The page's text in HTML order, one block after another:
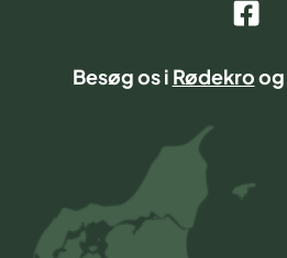
Besøg os i Rødekroog